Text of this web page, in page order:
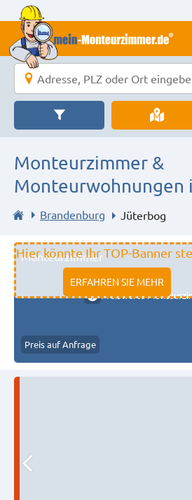
Monteurzimmer &
Monteurwohnungen
Brandenburg Jüterbog
Hier könnte Ihr TOP-Banner
ERFAHREN SIE MEHR
Monteurzimmer
11333 fulda
Preiswerte
Preis auf Anfrage